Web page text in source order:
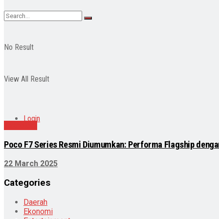
No Result
View All Result
Login
Poco F7 Series Resmi Diumumkan: Performa Flagship
22 March 2025
Categories
Daerah
Ekonomi